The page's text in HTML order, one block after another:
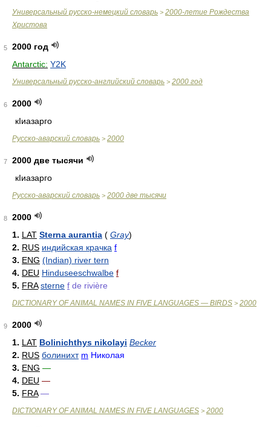
Универсальный русско-немецкий словарь > 2000-летие Рождества
Христова
5
2000 год
Antarctic: Y2K
Универсальный русско-английский словарь > 2000 год
6
2000
кIиазарго
Русско-аварский словарь > 2000
7
2000 две тысячи
кIиазарго
Русско-аварский словарь > 2000 две тысячи
8
2000
1. LAT Sterna aurantia ( Gray)
2. RUS индийская крачка f
3. ENG (Indian) river tern
4. DEU Hinduseeschwalbe f
5. FRA sterne f de rivière
DICTIONARY OF ANIMAL NAMES IN FIVE LANGUAGES — BIRDS > 2000
9
2000
1. LAT Bolinichthys nikolayi Becker
2. RUS болинихт m Николая
3. ENG —
4. DEU —
5. FRA —
DICTIONARY OF ANIMAL NAMES IN FIVE LANGUAGES > 2000